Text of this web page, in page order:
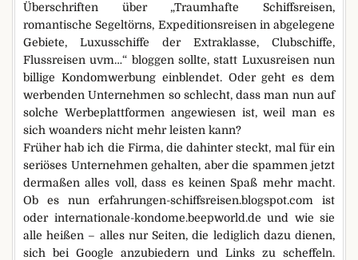
Überschriften über „Traumhafte Schiffsreisen,
romantische Segeltörns, Expeditionsreisen in abgelegene
Gebiete, Luxusschiffe der Extraklasse, Clubschiffe,
Flussreisen uvm…“ bloggen sollte, statt Luxusreisen nun
billige Kondomwerbung einblendet. Oder geht es dem
werbenden Unternehmen so schlecht, dass man nun auf
solche Werbeplattformen angewiesen ist, weil man es
sich woanders nicht mehr leisten kann?
Früher hab ich die Firma, die dahinter steckt, mal für ein
seriöses Unternehmen gehalten, aber die spammen jetzt
dermaßen alles voll, dass es keinen Spaß mehr macht.
Ob es nun erfahrungen-schiffsreisen.blogspot.com ist
oder internationale-kondome.beepworld.de und wie sie
alle heißen – alles nur Seiten, die lediglich dazu dienen,
sich bei Google anzubiedern und Links zu scheffeln.